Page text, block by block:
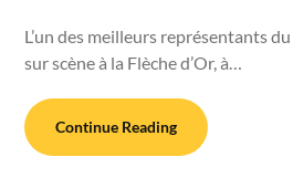
L’un des meilleurs représentants
sur scène à la Flèche d’Or, à…
Continue Reading